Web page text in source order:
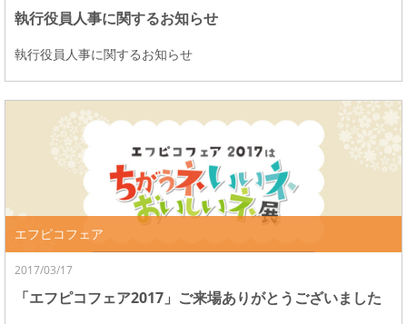
執行役員人事に関するお知らせ
執行役員人事に関するお知らせ
エフピコフェア
2017/03/17
「エフピコフェア2017」ご来場ありがとうございました